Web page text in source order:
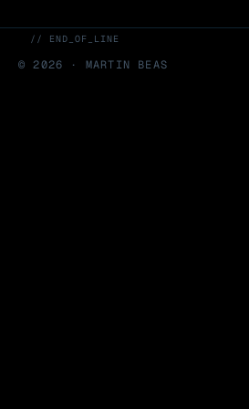
// END_OF_LINE
©2026 · MARTIN BEAS